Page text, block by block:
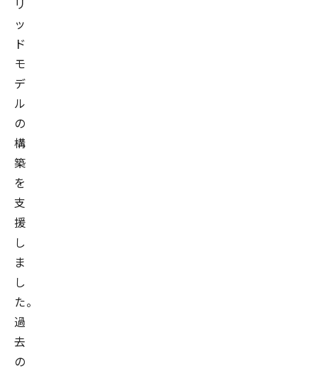
ッ
ド
モ
デ
ル
の
構
築
を
支
援
し
ま
し
た。
過
去
の